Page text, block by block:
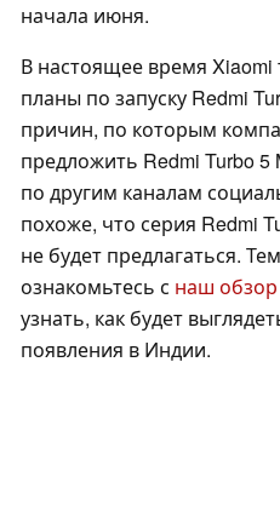
начала июня.
В настоящее время Xiaomi
планы по запуску Redmi
причин, по которым
предложить Redmi Turbo
по другим каналам
похоже, что серия Redmi
не будет предлагаться.
ознакомьтесь с наш обзор
узнать, как будет
появления в Индии.